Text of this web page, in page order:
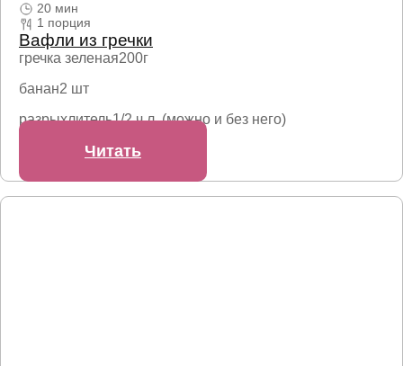
20 мин
1 порция
Вафли из гречки
гречка зеленая200г
банан2 шт
разрыхлитель1/2 ч.л. (можно и без него)
Читать